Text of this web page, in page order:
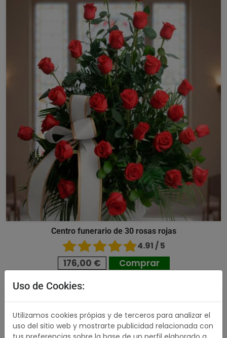
Centro funerario de 30 rosas rojas
4.91 / 5
176,00 € Comprar
489,00 €
Uso de Cookies:
Utilizamos cookies própias y de terceros para analizar el
uso del sitio web y mostrarte publicidad relacionada con